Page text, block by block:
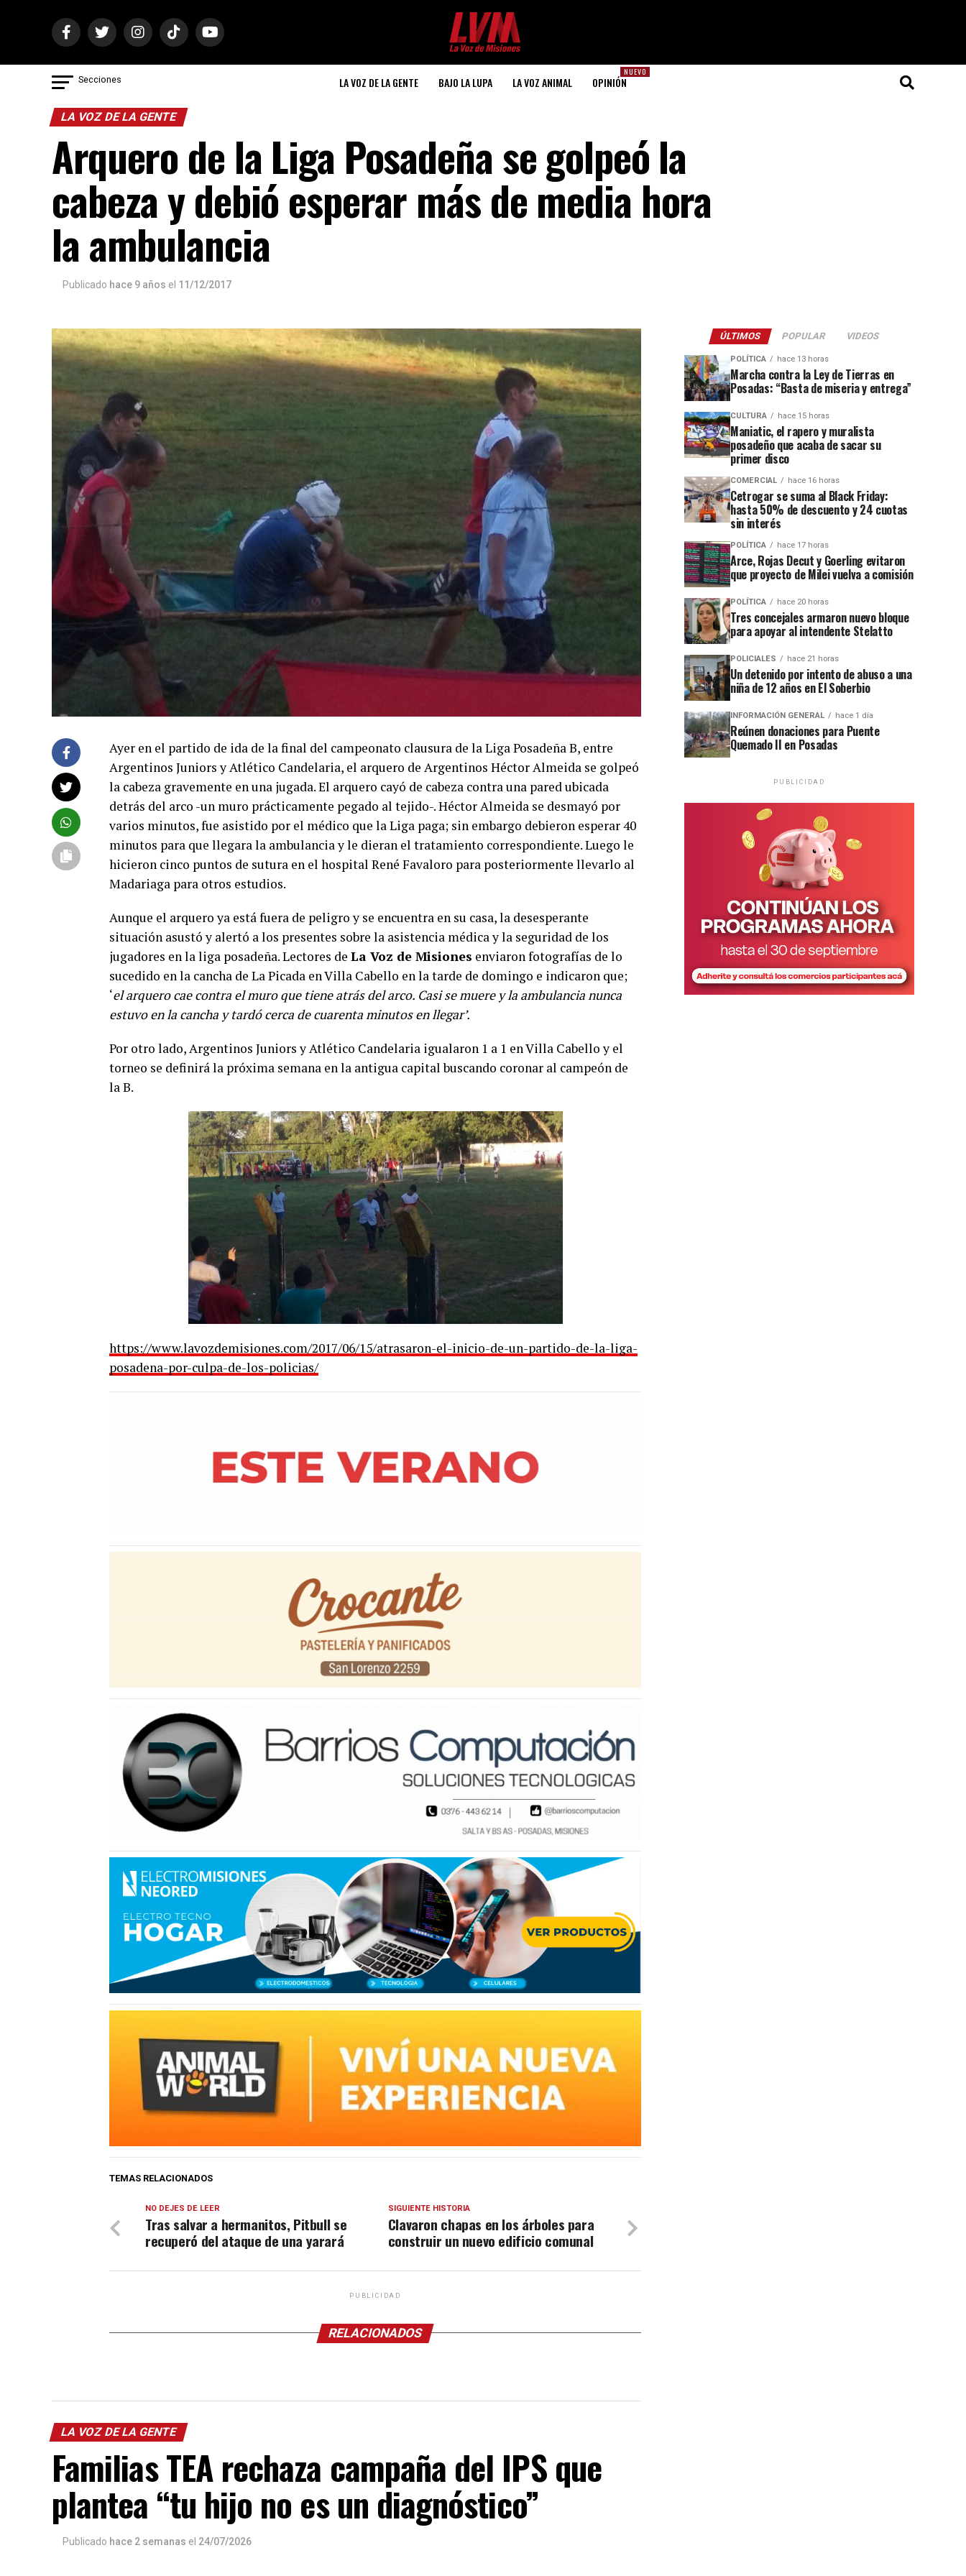
Secciones LA VOZ DE LA GENTE BAJO LA LUPA LA VOZ ANIMAL
NUEVO
OPINIÓN
LA VOZ DE LA GENTE
Arquero de la Liga Posadeña se golpeó la
cabeza y debió esperar más de media hora
la ambulancia
Publicado hace 9 años el 11/12/2017
Ayer en el partido de ida de la final del campeonato clausura de la Liga Posadeña B, entre
Argentinos Juniors y Atlético Candelaria, el arquero de Argentinos Héctor Almeida se golpeó
la cabeza gravemente en una jugada. El arquero cayó de cabeza contra una pared ubicada
detrás del arco -un muro prácticamente pegado al tejido-. Héctor Almeida se desmayó por
varios minutos, fue asistido por el médico que la Liga paga; sin embargo debieron esperar 40
minutos para que llegara la ambulancia y le dieran el tratamiento correspondiente. Luego le
hicieron cinco puntos de sutura en el hospital René Favaloro para posteriormente llevarlo al
Madariaga para otros estudios.
Aunque el arquero ya está fuera de peligro y se encuentra en su casa, la desesperante
situación asustó y alertó a los presentes sobre la asistencia médica y la seguridad de los
jugadores en la liga posadeña. Lectores de La Voz de Misiones enviaron fotografías de lo
sucedido en la cancha de La Picada en Villa Cabello en la tarde de domingo e indicaron que;
‘el arquero cae contra el muro que tiene atrás del arco. Casi se muere y la ambulancia nunca
estuvo en la cancha y tardó cerca de cuarenta minutos en llegar’.
Por otro lado, Argentinos Juniors y Atlético Candelaria igualaron 1 a 1 en Villa Cabello y el
torneo se definirá la próxima semana en la antigua capital buscando coronar al campeón de
la B.
https://www.lavozdemisiones.com/2017/06/15/atrasaron-el-inicio-de-un-partido-de-la-liga-
posadena-por-culpa-de-los-policias/
TEMAS RELACIONADOS
SIGUIENTE HISTORIA
Clavaron chapas en los árboles para
construir un nuevo edificio comunal
NO DEJES DE LEER
Tras salvar a hermanitos, Pitbull se
recuperó del ataque de una yarará
PUBLICIDAD
RELACIONADOS
LA VOZ DE LA GENTE
Familias TEA rechaza campaña del IPS que
plantea “tu hijo no es un diagnóstico”
Publicado hace 2 semanas el 24/07/2026
ÚLTIMOS POPULAR VIDEOS
POLÍTICA hace 13 horas
Marcha contra la Ley de Tierras en
Posadas: “Basta de miseria y entrega”
CULTURA hace 15 horas
Maniatic, el rapero y muralista
posadeño que acaba de sacar su
primer disco
COMERCIAL hace 16 horas
Cetrogar se suma al Black Friday:
hasta 50% de descuento y 24 cuotas
sin interés
POLÍTICA hace 17 horas
Arce, Rojas Decut y Goerling evitaron
que proyecto de Milei vuelva a comisión
POLÍTICA hace 20 horas
Tres concejales armaron nuevo bloque
para apoyar al intendente Stelatto
POLICIALES hace 21 horas
Un detenido por intento de abuso a una
niña de 12 años en El Soberbio
INFORMACIÓN GENERAL hace 1 día
Reúnen donaciones para Puente
Quemado II en Posadas
PUBLICIDAD